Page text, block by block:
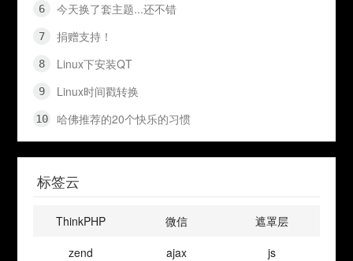
今天换了套主题...还不错
捐赠支持！
Linux下安装QT
Linux时间戳转换
哈佛推荐的20个快乐的习惯
标签云
ThinkPHP 微信
遮罩层
zend
ajax
js